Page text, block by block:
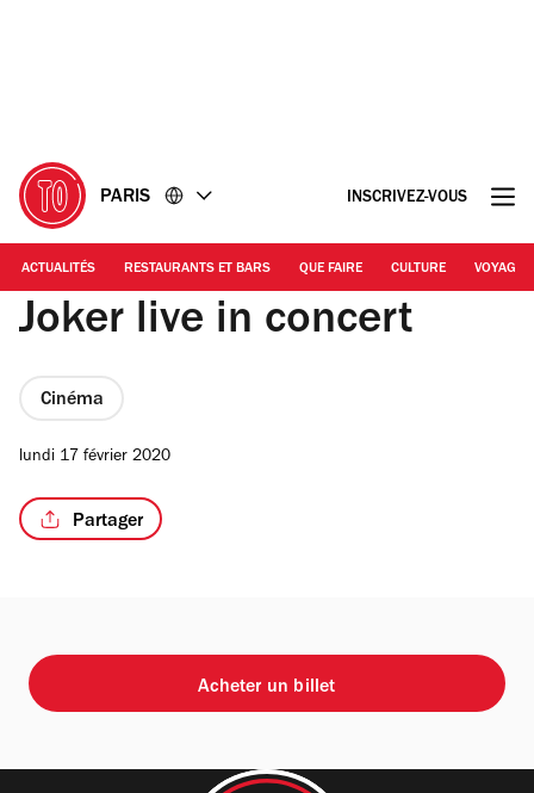
PARIS INSCRIVEZ-VOUS
ACTUALITÉS RESTAURANTS ET BARS QUE FAIRE CULTURE VOYAGE
Joker live in concert
Cinéma
lundi 17 février 2020
Partager
Acheter un billet